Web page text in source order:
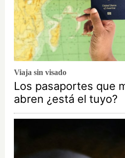
Viaja sin visado
Los pasaportes que
abren ¿está el tuyo?